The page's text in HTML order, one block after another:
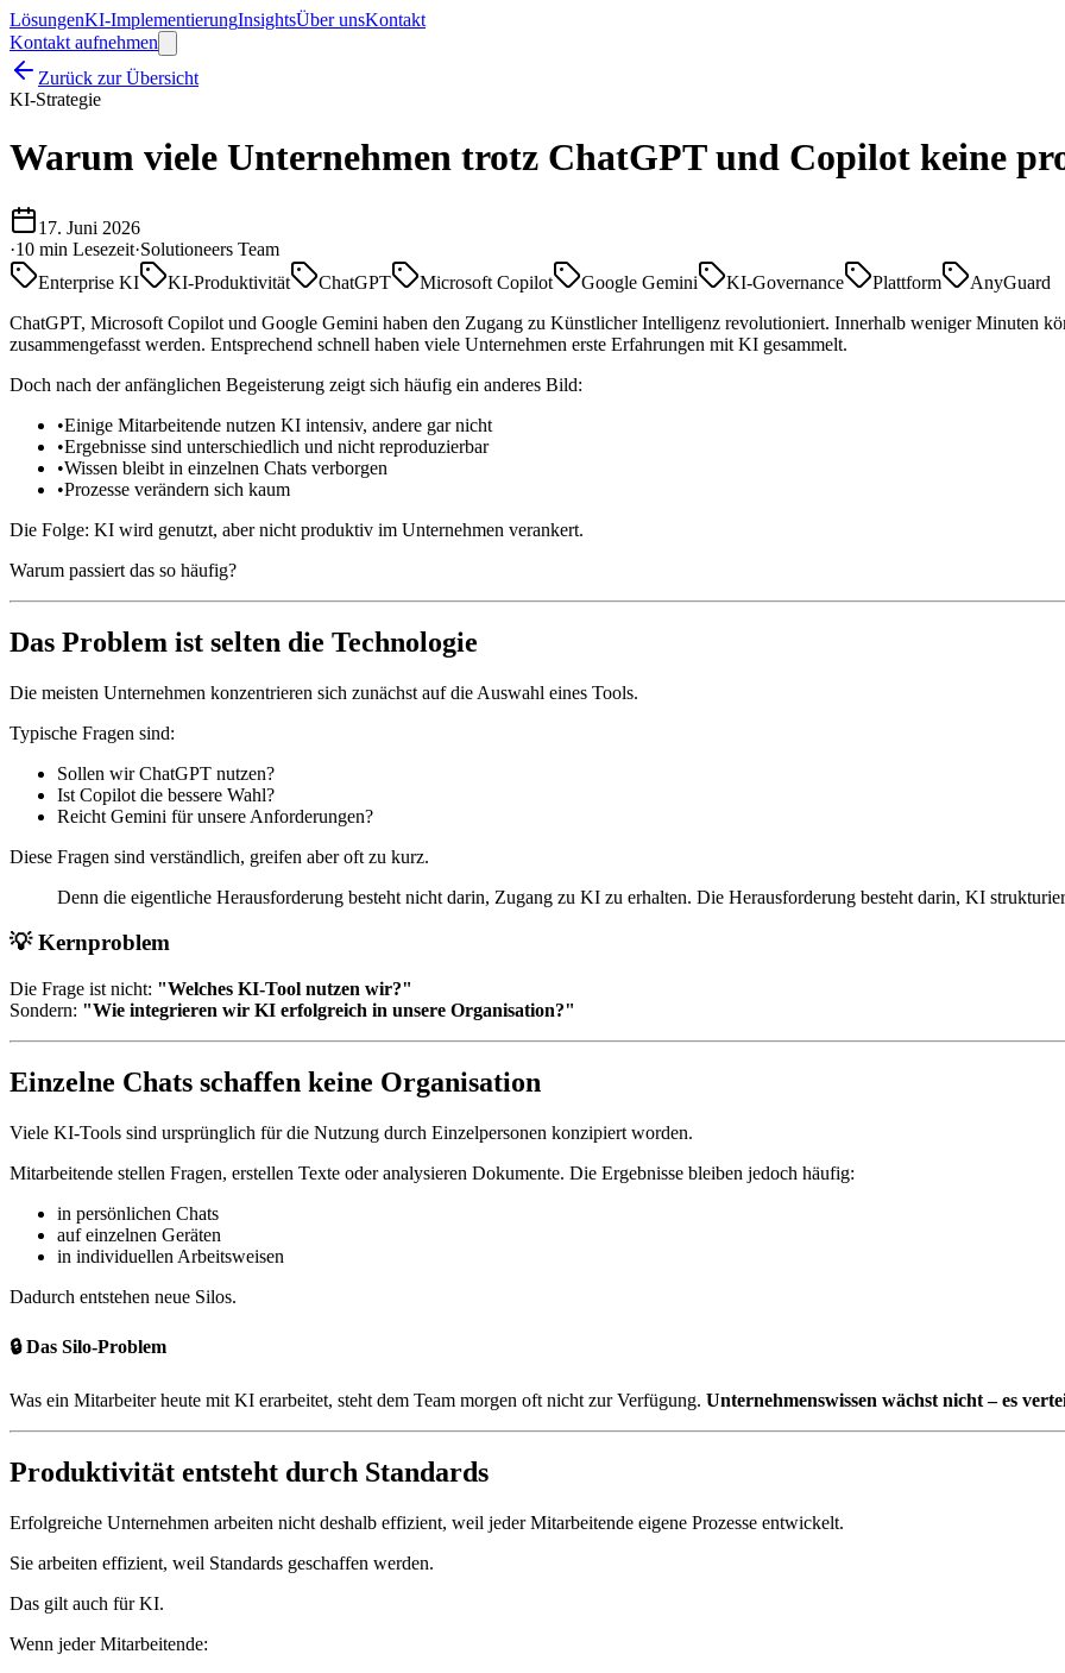
LösungenKI-ImplementierungInsightsÜber unsKontakt
Kontakt aufnehmen
Zurück zur Übersicht
KI-Strategie
Warum viele Unternehmen trotz ChatGPT und Copilot keine
17. Juni 2026
·10 min Lesezeit·Solutioneers Team
Enterprise KI
KI-Produktivität ChatGPT Microsoft Copilot Google Gemini KI-Governance Plattform
AnyGuard
ChatGPT, Microsoft Copilot und Google Gemini haben den Zugang zu Künstlicher Intelligenz revolutioniert. Innerhalb weniger Minuten
zusammengefasst werden. Entsprechend schnell haben viele Unternehmen erste Erfahrungen mit KI gesammelt.
Doch nach der anfänglichen Begeisterung zeigt sich häufig ein anderes Bild:
•Einige Mitarbeitende nutzen KI intensiv, andere gar nicht
•Ergebnisse sind unterschiedlich und nicht reproduzierbar
•Wissen bleibt in einzelnen Chats verborgen
•Prozesse verändern sich kaum
Die Folge: KI wird genutzt, aber nicht produktiv im Unternehmen verankert.
Warum passiert das so häufig?
Das Problem ist selten die Technologie
Die meisten Unternehmen konzentrieren sich zunächst auf die Auswahl eines Tools.
Typische Fragen sind:
Sollen wir ChatGPT nutzen?
Ist Copilot die bessere Wahl?
Reicht Gemini für unsere Anforderungen?
Diese Fragen sind verständlich, greifen aber oft zu kurz.
Denn die eigentliche Herausforderung besteht nicht darin, Zugang zu KI zu erhalten. Die Herausforderung besteht darin, KI
💡 Kernproblem
Die Frage ist nicht: "Welches KI-Tool nutzen wir?"
Sondern: "Wie integrieren wir KI erfolgreich in unsere Organisation?"
Einzelne Chats schaffen keine Organisation
Viele KI-Tools sind ursprünglich für die Nutzung durch Einzelpersonen konzipiert worden.
Mitarbeitende stellen Fragen, erstellen Texte oder analysieren Dokumente. Die Ergebnisse bleiben jedoch häufig:
in persönlichen Chats
auf einzelnen Geräten
in individuellen Arbeitsweisen
Dadurch entstehen neue Silos.
🔒 Das Silo-Problem
Was ein Mitarbeiter heute mit KI erarbeitet, steht dem Team morgen oft nicht zur Verfügung. Unternehmenswissen wächst nicht – es
Produktivität entsteht durch Standards
Erfolgreiche Unternehmen arbeiten nicht deshalb effizient, weil jeder Mitarbeitende eigene Prozesse entwickelt.
Sie arbeiten effizient, weil Standards geschaffen werden.
Das gilt auch für KI.
Wenn jeder Mitarbeitende: